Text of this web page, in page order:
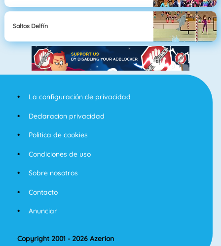
Saltos Delfín
La configuración de privacidad
Declaracion privacidad
Politica de cookies
Condiciones de uso
Sobre nosotros
Contacto
Anunciar
Copyright 2001 - 2026 Azerion